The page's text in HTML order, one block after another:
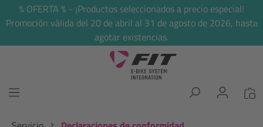
principal
% OFERTA % - ¡Productos seleccionados a precio especial!
Promoción válida del 20 de abril al 31 de agosto de 2026, hasta
agotar existencias.